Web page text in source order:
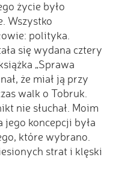
życie było
Wszystko
polityka.
się wydana cztery
„Sprawa
że miał ją przy
walk o Tobruk.
nie słuchał. Moim
jego koncepcji była
które wybrano.
strat i klęski